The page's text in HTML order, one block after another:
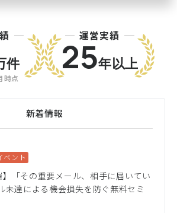
件
時点
運営実績
25年以上
新着情報
ベント
】「その重要メール、相手に届いてい
未達による機会損失を防ぐ無料セミ